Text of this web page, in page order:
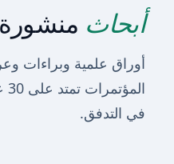
أبحاث منشورة
أوراق علمية وبراءات
في التدفق.